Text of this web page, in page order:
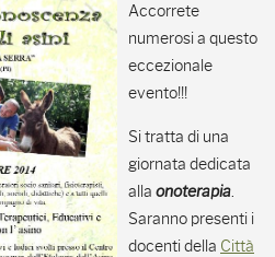
Accorrete
numerosi a questo
eccezionale
evento!!!
Si tratta di una
giornata dedicata
alla onoterapia.
Saranno presenti i
docenti della Città